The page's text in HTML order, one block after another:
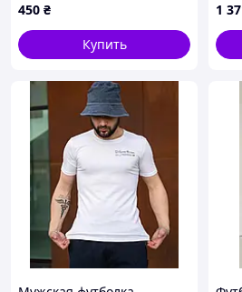
качественная модель
NDHtime3058
450 ₴
Купить
D7-
1